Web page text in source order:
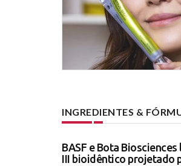
INGREDIENTES &
BASF e Bota
III bioidêntico projetado